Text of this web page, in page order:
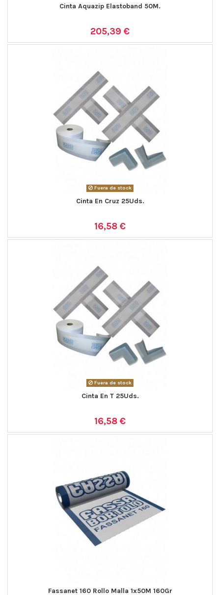
Cinta Aquazip Elastoband 50M.
205,39 €
Fuera de stock
Cinta En Cruz 25Uds.
16,58 €
Fuera de stock
Cinta En T 25Uds.
16,58 €
Fassanet 160 Rollo Malla 1x50M 160Gr